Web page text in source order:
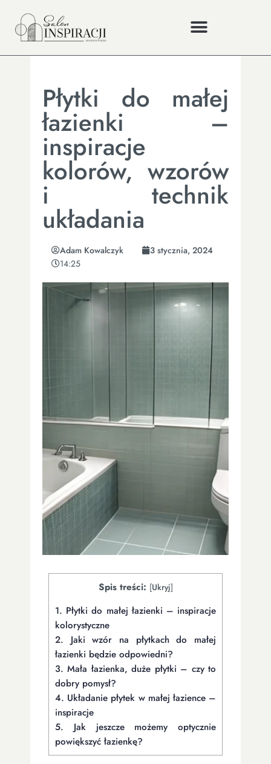
Płytki do małej
łazienki –
inspiracje
kolorów, wzorów
i technik
układania
Adam Kowalczyk
3 stycznia, 2024
14:25
Spis treści: [Ukryj]
1. Płytki do małej łazienki – inspiracje
kolorystyczne
2. Jaki wzór na płytkach do małej
łazienki będzie odpowiedni?
3. Mała łazienka, duże płytki – czy to
dobry pomysł?
4. Układanie płytek w małej łazience –
inspiracje
5. Jak jeszcze możemy optycznie
powiększyć łazienkę?